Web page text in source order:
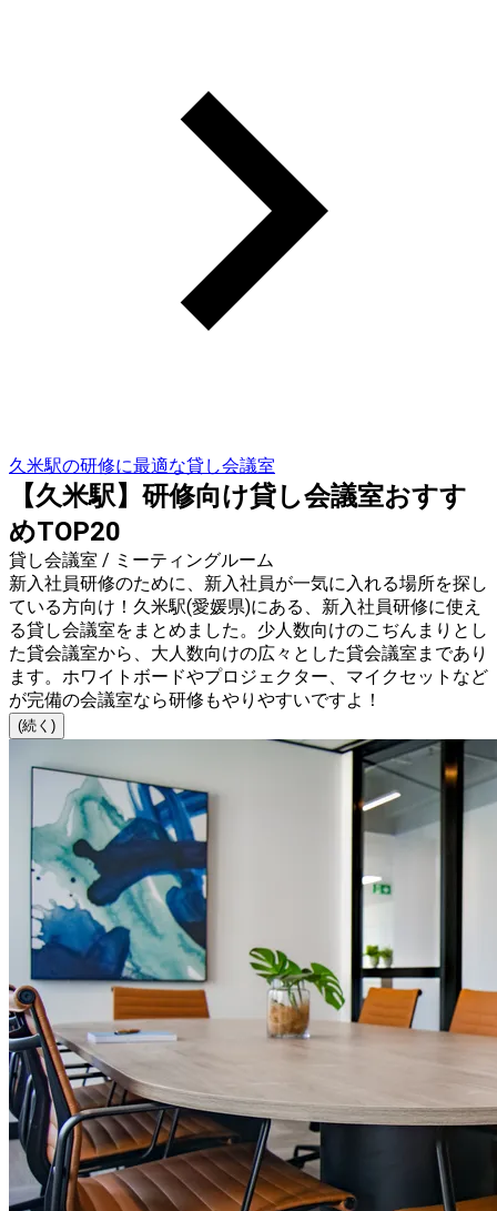
久米駅の研修に最適な貸し会議室
【久米駅】研修向け貸し会議室おすす
めTOP20
貸し会議室 / ミーティングルーム
新入社員研修のために、新入社員が一気に入れる場所を探し
ている方向け！久米駅(愛媛県)にある、新入社員研修に使え
る貸し会議室をまとめました。少人数向けのこぢんまりとし
た貸会議室から、大人数向けの広々とした貸会議室まであり
ます。ホワイトボードやプロジェクター、マイクセットなど
が完備の会議室なら研修もやりやすいですよ！
(続く)